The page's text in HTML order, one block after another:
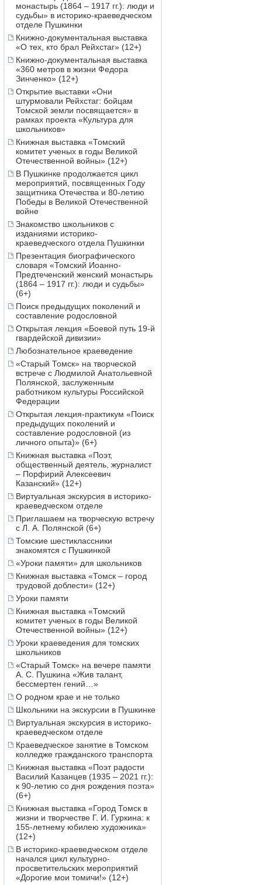
монастырь (1864 – 1917 гг.): люди и
судьбы» в историко-краеведческом
отделе Пушкинки
Книжно-документальная выставка
«О тех, кто брал Рейхстаг» (12+)
Книжно-документальная выставка
«360 метров в жизни Федора
Зинченко» (12+)
Открытие выставки «Они
штурмовали Рейхстаг: бойцам
Томской земли посвящается» в
рамках проекта «Культура для
школьников»
Книжная выставка «Томский
комитет ученых в годы Великой
Отечественной войны» (12+)
В Пушкинке продолжается цикл
мероприятий, посвященных Году
защитника Отечества и 80-летию
Победы в Великой Отечественной
войне
Знакомство школьников с
изданиями историко-
краеведческого отдела Пушкинки
Презентация биографического
словаря «Томский Иоанно-
Предтеченский женский монастырь
(1864 – 1917 гг.): люди и судьбы»
(6+)
Поиск предыдущих поколений и
составление родословной
Открытая лекция «Боевой путь 19-й
гвардейской дивизии»
Любознательное краеведение
«Старый Томск» на творческой
встрече с Людмилой Анатольевной
Полянской, заслуженным
работником культуры Российской
Федерации
Открытая лекция-практикум «Поиск
предыдущих поколений и
составление родословной (из
личного опыта)» (6+)
Книжная выставка «Поэт,
общественный деятель, журналист
– Порфирий Алексеевич
Казанский» (12+)
Виртуальная экскурсия в историко-
краеведческом отделе
Приглашаем на творческую встречу
с Л. А. Полянской (6+)
Томские шестиклассники
знакомятся с Пушкинкой
«Уроки памяти» для школьников
Книжная выставка «Томск – город
трудовой доблести» (12+)
Уроки памяти
Книжная выставка «Томский
комитет ученых в годы Великой
Отечественной войны» (12+)
Уроки краеведения для томских
школьников
«Старый Томск» на вечере памяти
А. С. Пушкина «Жив талант,
бессмертен гений…»
О родном крае и не только
Школьники на экскурсии в Пушкинке
Виртуальная экскурсия в историко-
краеведческом отделе
Краеведческое занятие в Томском
колледже гражданского транспорта
Книжная выставка «Поэт радости
Василий Казанцев (1935 – 2021 гг.):
к 90-летию со дня рождения поэта»
(6+)
Книжная выставка «Город Томск в
жизни и творчестве Г. И. Гуркина: к
155-летнему юбилею художника»
(12+)
В историко-краеведческом отделе
начался цикл культурно-
просветительских мероприятий
«Дорогие мои томичи!» (12+)